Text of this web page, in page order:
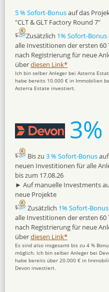
5 % Sofort-Bonusauf das
"CLT & GLT Factory Round 7"
Zusätzlich 1% Sofort-Bonus
alle Investitionen der ersten 60
nach Registrierung für neue
überdiesen Link*
Ich bin selber Anleger bei Asterra
habe bereits 10.000 € in Immobilien
Asterra Estate investiert.
3%
Bis zu 3 % Sofort-Bonus
neuen Investitionen für alle
bis zum 17.08.26
► Auf manuelle Investments
neue Projekte
Zusätzlich 1% Sofort-Bonus
alle Investitionen der ersten 60
nach Registrierung für neue
überdiesen Link*
Es sind also insgesamt bis zu 4 %
möglich. Ich bin selber Anleger bei
habe bereits über 20.000 € in
Devon investiert.